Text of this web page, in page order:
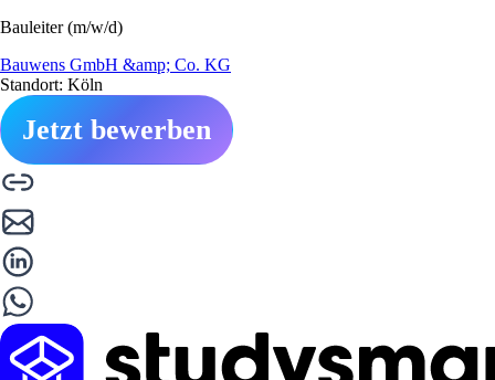
Bauleiter (m/w/d)
Bauwens GmbH &amp; Co. KG
Standort: Köln
Jetzt bewerben